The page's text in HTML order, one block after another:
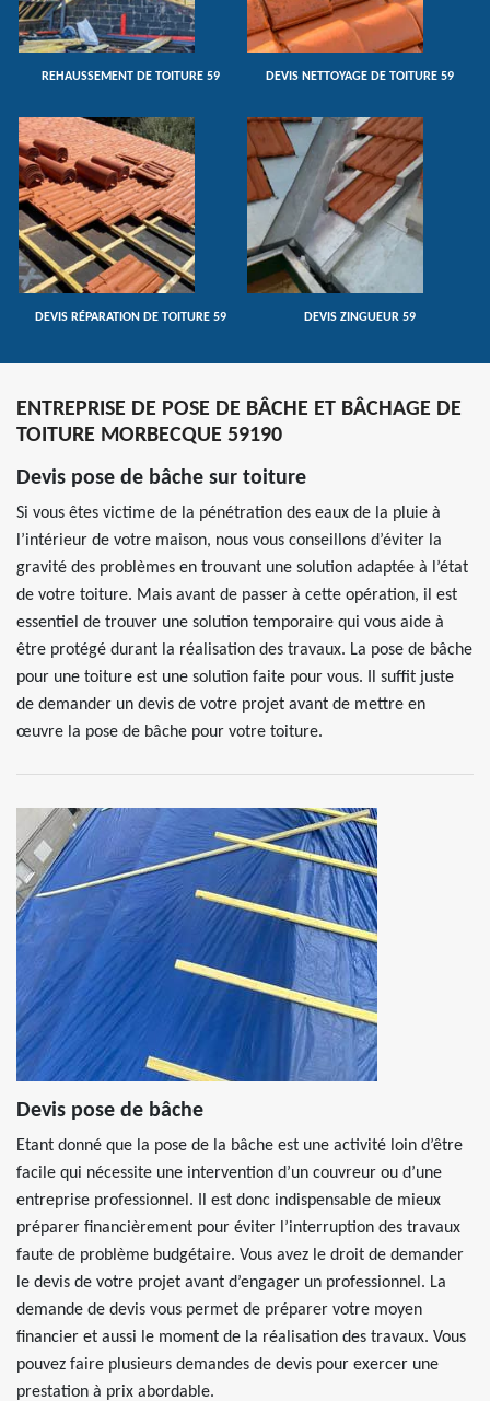
REHAUSSEMENT DE TOITURE 59 DEVIS NETTOYAGE DE TOITURE 59
DEVIS RÉPARATION DE TOITURE 59 DEVIS ZINGUEUR 59
ENTREPRISE DE POSE DE BÂCHE ET BÂCHAGE DE
TOITURE MORBECQUE 59190
Devis pose de bâche sur toiture
Si vous êtes victime de la pénétration des eaux de la pluie à
l’intérieur de votre maison, nous vous conseillons d’éviter la
gravité des problèmes en trouvant une solution adaptée à l’état
de votre toiture. Mais avant de passer à cette opération, il est
essentiel de trouver une solution temporaire qui vous aide à
être protégé durant la réalisation des travaux. La pose de bâche
pour une toiture est une solution faite pour vous. Il suffit juste
de demander un devis de votre projet avant de mettre en
œuvre la pose de bâche pour votre toiture.
Devis pose de bâche
Etant donné que la pose de la bâche est une activité loin d’être
facile qui nécessite une intervention d’un couvreur ou d’une
entreprise professionnel. Il est donc indispensable de mieux
préparer financièrement pour éviter l’interruption des travaux
faute de problème budgétaire. Vous avez le droit de demander
le devis de votre projet avant d’engager un professionnel. La
demande de devis vous permet de préparer votre moyen
financier et aussi le moment de la réalisation des travaux. Vous
pouvez faire plusieurs demandes de devis pour exercer une
prestation à prix abordable.